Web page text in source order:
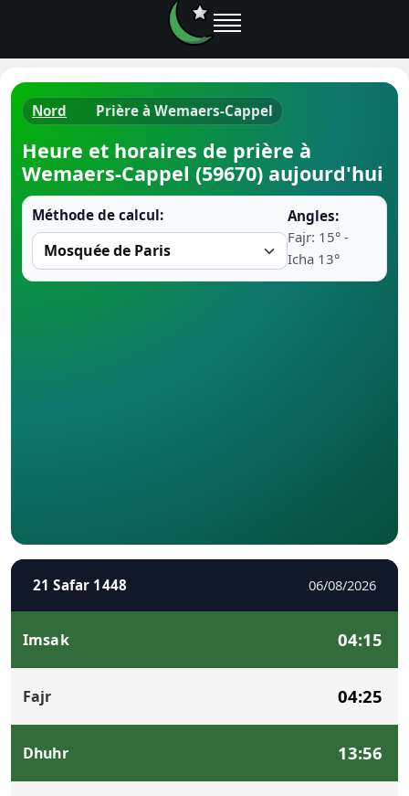
Heure de
Ramadan
Nord Prière à Wemaers-Cappel
Heure et horaires de prière à
Wemaers-Cappel (59670) aujourd'hui
Méthode de calcul:
Angles:
Fajr: 15° -
Icha 13°
21 Safar 1448 06/08/2026
Imsak 04:15
Fajr 04:25
Dhuhr 13:56